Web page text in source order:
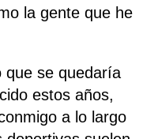
la gente que he
que se quedaría
estos años,
a lo largo